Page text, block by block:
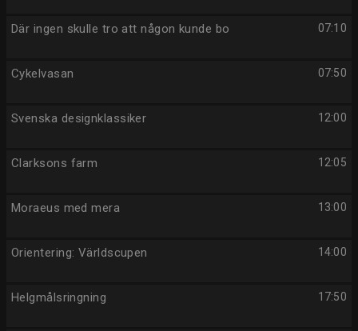
07:10
Där ingen skulle tro att någon kunde bo
07:50
Cykelvasan
12:00
Svenska designklassiker
12:05
Clarksons farm
13:00
Moraeus med mera
14:00
Orientering: Världscupen
17:50
Helgmålsringning